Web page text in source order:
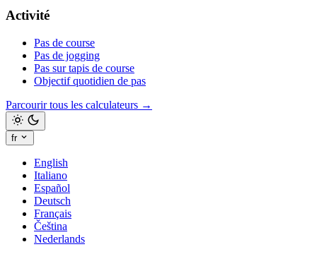
Activité
Pas de course
Pas de jogging
Pas sur tapis de course
Objectif quotidien de pas
Parcourir tous les calculateurs →
fr
English
Italiano
Español
Deutsch
Français
Čeština
Nederlands